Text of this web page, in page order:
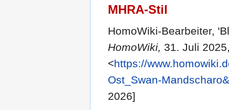
MHRA-Stil
HomoWiki-Bearbeiter,
HomoWiki, 31. Juli
<https://
Ost_Swan-
2026]